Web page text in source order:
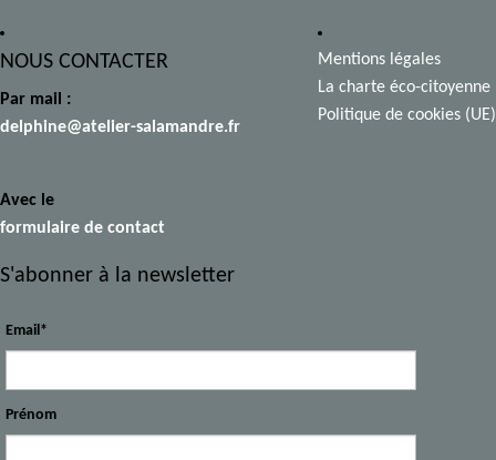
la
page
du
NOUS CONTACTER
Par mail :
delphine@atelier-salamandre.fr
Avec le
formulaire de contact
Mentions légales
La charte éco-citoyenne
Politique de cookies (UE)
S'abonner à la newsletter
Email*
Prénom